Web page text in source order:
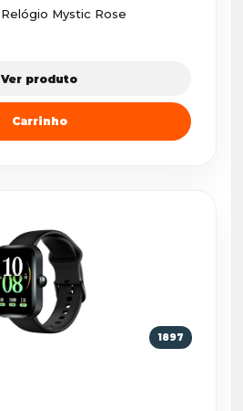
Mystic Rose
Ver produto
Carrinho
1897